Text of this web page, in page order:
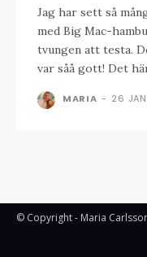
Jag har sett så
med Big Mac-
tvungen att testa.
var såå gott! Det
MARIA - 26
© Copyright - Maria